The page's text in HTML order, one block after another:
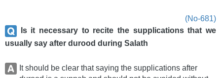
(No-681)
Is it necessary to recite the supplications that we
usually say after durood during Salath
It should be clear that saying the supplications after